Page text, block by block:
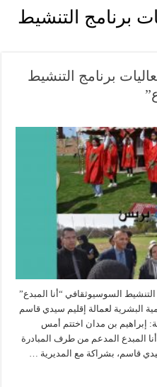
برنامج التنشيط
برنامج التنشيط
السوسيوثقافي “أنا المبدع”
البشرية لعمالة إقليم سيدي قاسم
إبراهيم بن مدان اختتم أمس
المبدع المدعم من طرف المبادرة
سيدي قاسم، بشراكة مع المديرية …